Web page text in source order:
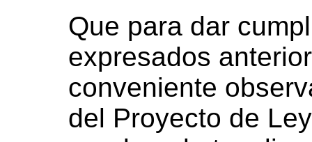
Que para dar
expresados
conveniente
del Proyecto de